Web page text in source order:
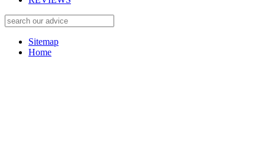
Sitemap
Home